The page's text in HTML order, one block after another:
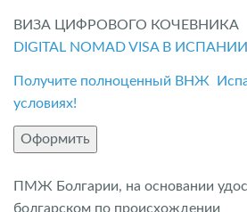
ВИЗА ЦИФРОВОГО КОЧЕВНИКА
DIGITAL NOMAD VISA В
Получите полноценный ВНЖ
условиях!
Оформить
ПМЖ Болгарии, на основании
болгарском по происхождении